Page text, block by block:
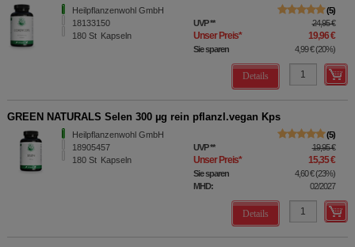
Heilpflanzenwohl GmbH
18133150
180 St Kapseln
5
UVP** 24,95 €
Unser Preis* 19,96 €
Sie sparen 4,99 €(20%)
Details
GREEN NATURALS Selen 300 µg rein pflanzl.vegan Kps
Heilpflanzenwohl GmbH
18905457
180 St Kapseln
5
UVP** 19,95 €
Unser Preis* 15,35 €
Sie sparen 4,60 €(23%)
MHD:
02/2027
Details